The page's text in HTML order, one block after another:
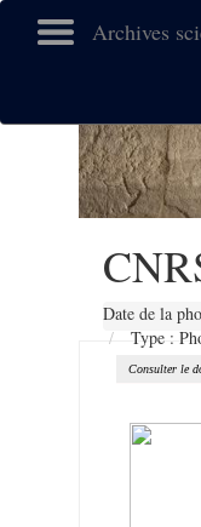
Archives
Date de la
Type :
Consulter le